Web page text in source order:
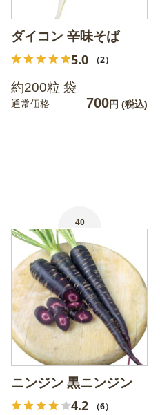
ダイコン 辛味そば
5.0 （2）
約200粒 袋
通常価格 700円 (税込)
40
ニンジン 黒ニンジン
4.2 （6）